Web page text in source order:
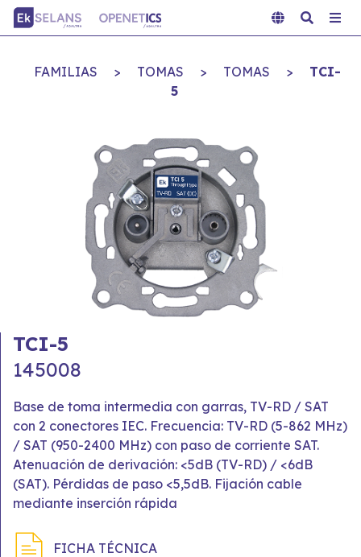
FAMILIAS > TOMAS > TOMAS >
TCI-
5
TCI-5
145008
Base de toma intermedia con garras, TV-RD / SAT
con 2 conectores IEC. Frecuencia: TV-RD (5-862 MHz)
/ SAT (950-2400 MHz) con paso de corriente SAT.
Atenuación de derivación: <5dB (TV-RD) / <6dB
(SAT). Pérdidas de paso <5,5dB. Fijación cable
mediante inserción rápida
FICHA TÉCNICA